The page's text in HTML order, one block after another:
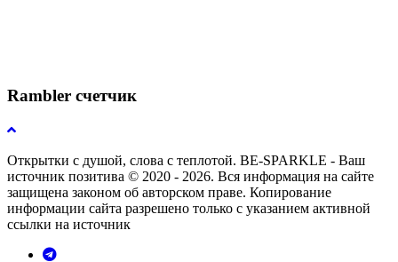
Rambler счетчик
Открытки с душой, слова с теплотой. BE-SPARKLE - Ваш
источник позитива © 2020 - 2026. Вся информация на сайте
защищена законом об авторском праве. Копирование
информации сайта разрешено только с указанием активной
ссылки на источник